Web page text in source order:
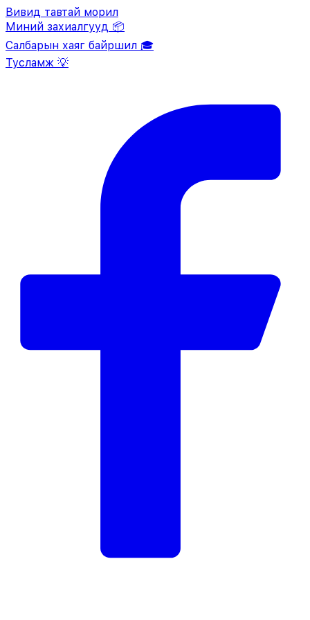
Вивид тавтай морил
Миний захиалгууд 📦
Салбарын хаяг байршил 🎓
Тусламж 💡